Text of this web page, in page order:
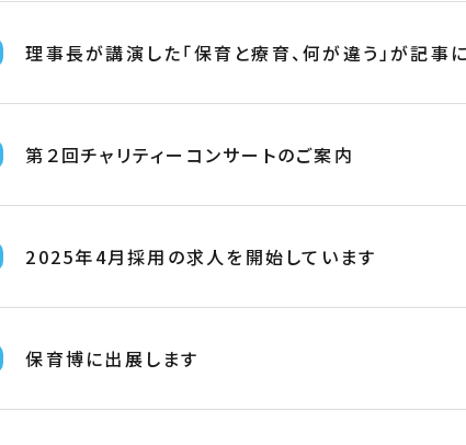
理事長が講演した「保育と療育、何が違う」が記事
第２回チャリティーコンサートのご案内
2025年4月採用の求人を開始しています
保育博に出展します